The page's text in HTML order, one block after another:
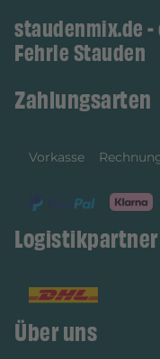
staudenmix.de
Fehrle Stauden
Zahlungsarten
Vorkasse
Logistikpartner
Über uns